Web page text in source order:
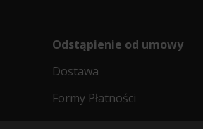
Odstąpienie od umowy
Dostawa
Formy Płatności